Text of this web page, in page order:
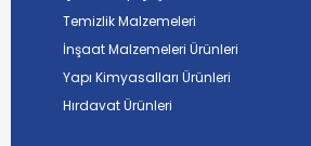
Temizlik Malzemeleri
İnşaat Malzemeleri Ürünleri
Yapı Kimyasalları Ürünleri
Hırdavat Ürünleri